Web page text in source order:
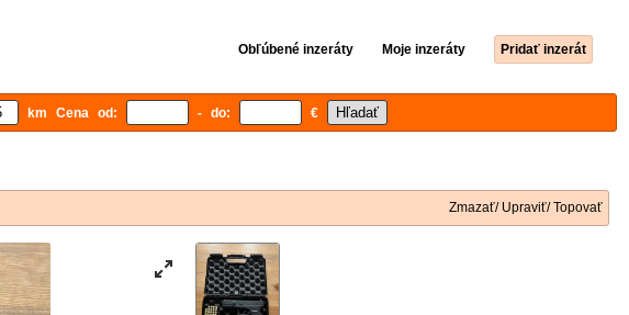
Obľúbené inzeráty Moje inzeráty Pridať inzerát
km Cena od: - do: €
Zmazať/ Upraviť/ Topovať